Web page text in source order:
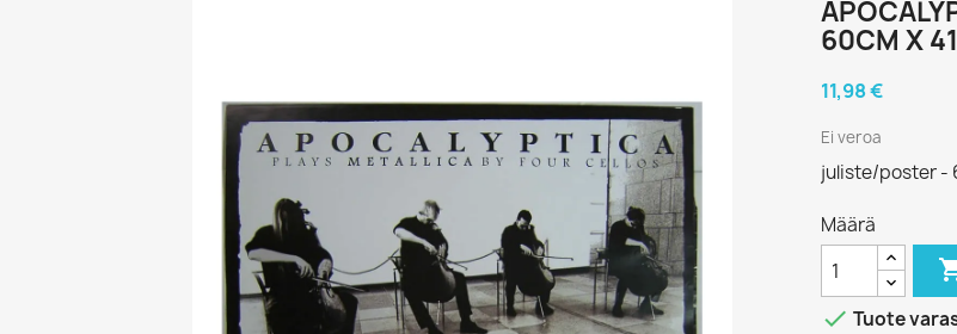
60CM X
11,98 €
Ei veroa
juliste/poster -
Määrä
 Tuote